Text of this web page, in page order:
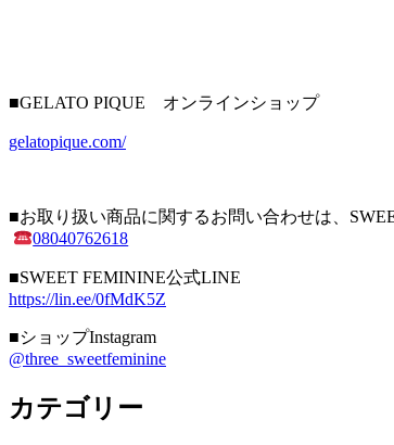
■GELATO PIQUE オンラインショップ
gelatopique.com/
■お取り扱い商品に関するお問い合わせは、
08040762618
■SWEET FEMININE公式LINE
https://lin.ee/0fMdK5Z
■ショップInstagram
@three_sweetfeminine
カテゴリー